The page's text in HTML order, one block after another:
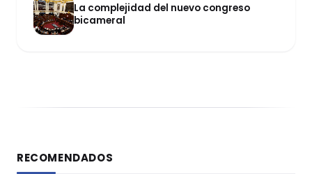
La complejidad del nuevo congreso
bicameral
RECOMENDADOS
DERECHO CONSTITUCIONAL